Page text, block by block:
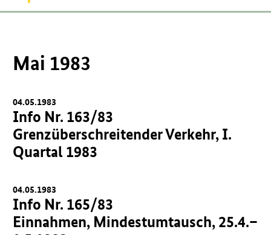
Mai 1983
04.05.1983
Info Nr. 163/83
Grenzüberschreitender Verkehr, I.
Quartal 1983
04.05.1983
Info Nr. 165/83
Einnahmen, Mindestumtausch, 25.4.–